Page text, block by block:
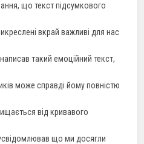
що текст підсумкового
вкрай важливі для нас
такий емоційний текст,
може справді йому повністю
від кривавого
що ми досягли